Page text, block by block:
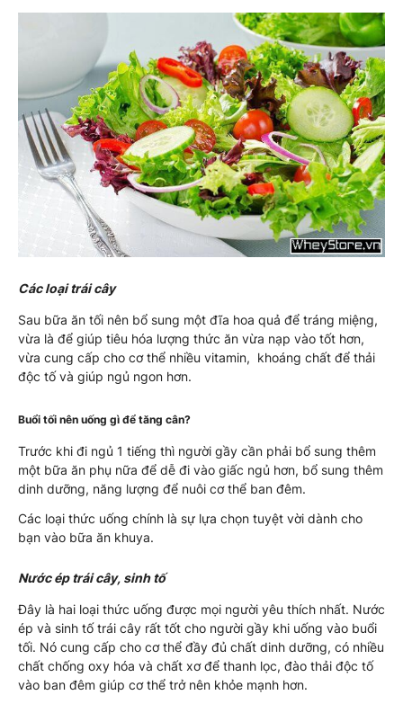
Các loại trái cây
Sau bữa ăn tối nên bổ sung một đĩa hoa quả để tráng miệng,
vừa là để giúp tiêu hóa lượng thức ăn vừa nạp vào tốt hơn,
vừa cung cấp cho cơ thể nhiều vitamin, khoáng chất để thải
độc tố và giúp ngủ ngon hơn.
Buổi tối nên uống gì để tăng cân?
Trước khi đi ngủ 1 tiếng thì người gầy cần phải bổ sung thêm
một bữa ăn phụ nữa để dễ đi vào giấc ngủ hơn, bổ sung thêm
dinh dưỡng, năng lượng để nuôi cơ thể ban đêm.
Các loại thức uống chính là sự lựa chọn tuyệt vời dành cho
bạn vào bữa ăn khuya.
Nước ép trái cây, sinh tố
Đây là hai loại thức uống được mọi người yêu thích nhất. Nước
ép và sinh tố trái cây rất tốt cho người gầy khi uống vào buổi
tối. Nó cung cấp cho cơ thể đầy đủ chất dinh dưỡng, có nhiều
chất chống oxy hóa và chất xơ để thanh lọc, đào thải độc tố
vào ban đêm giúp cơ thể trở nên khỏe mạnh hơn.